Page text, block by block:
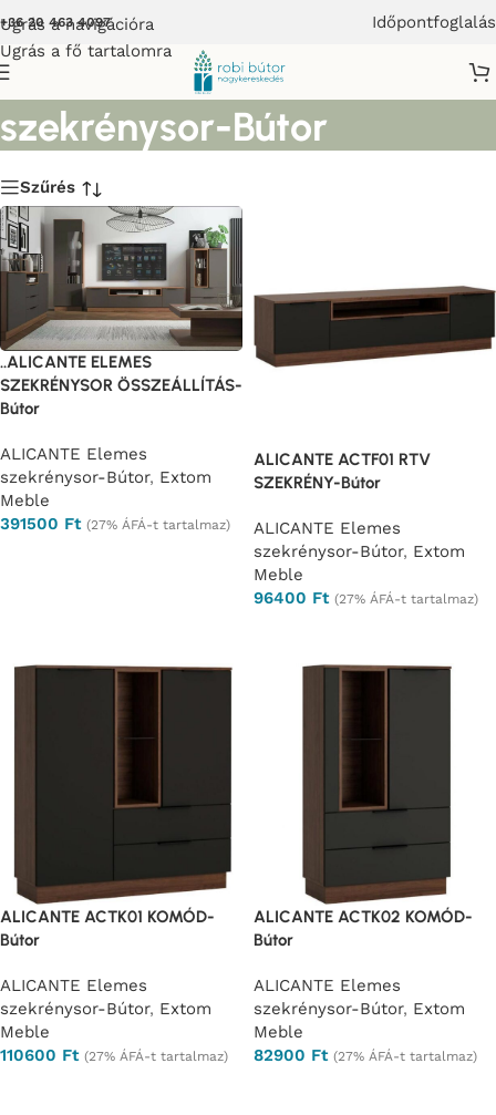
Ugrás a navigációra
Ugrás a fő tartalomra
+36 20 463 4097 Időpontfoglalás
ALICANTE Elemes
szekrénysor-Bútor
Szűrés
..ALICANTE ELEMES
SZEKRÉNYSOR ÖSSZEÁLLÍTÁS-
Bútor
ALICANTE Elemes
szekrénysor-Bútor, Extom
Meble
391500 Ft (27% ÁFÁ-t tartalmaz)
ALICANTE ACTF01 RTV
SZEKRÉNY-Bútor
ALICANTE Elemes
szekrénysor-Bútor, Extom
Meble
96400 Ft (27% ÁFÁ-t tartalmaz)
ALICANTE ACTK01 KOMÓD-
Bútor
ALICANTE Elemes
szekrénysor-Bútor, Extom
Meble
110600 Ft (27% ÁFÁ-t tartalmaz)
ALICANTE ACTK02 KOMÓD-
Bútor
ALICANTE Elemes
szekrénysor-Bútor, Extom
Meble
82900 Ft (27% ÁFÁ-t tartalmaz)